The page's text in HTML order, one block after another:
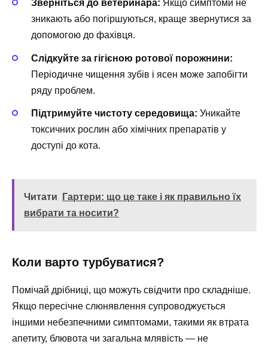
Зверніться до ветеринара: Якщо симптоми не
зникають або погіршуються, краще звернутися за
допомогою до фахівця.
Слідкуйте за гігієною ротової порожнини:
Періодичне чищення зубів і ясен може запобігти
ряду проблем.
Підтримуйте чистоту середовища: Уникайте
токсичних рослин або хімічних препаратів у
доступі до кота.
Читати
Гартери: що це таке і як правильно їх
вибрати та носити?
Коли варто турбуватися?
Помічай дрібниці, що можуть свідчити про складніше.
Якщо пересічне слюнявлення супроводжується
іншими небезпечними симптомами, такими як втрата
апетиту, блювота чи загальна млявість — не